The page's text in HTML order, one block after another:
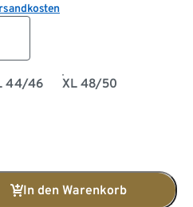
44/46 XL 48/50
In den Warenkorb